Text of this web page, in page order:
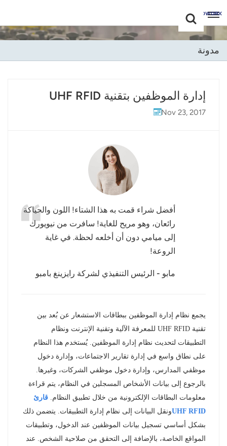
+86 -18681515767
English
Deutsch
Español
Nederland
عربي
日语
Türk
Melayu
Polski
Tiếng Việt
مدونة
إدارة الموظفين بتقنية UHF RFID
Nov 23, 2017
أفضل شراء قمت به هذا الشتاء! اللون والحياكة
رائعان، وهو مريح للغاية! سافرت من نيويورك
إلى ميامي دون أن أخلعه لحظة. في غاية
الروعة!
مابو - الرئيس التنفيذي لشركة رايزينغ بامبو
يجمع نظام إدارة الموظفين ببطاقات الاستشعار عن بُعد بين
تقنية UHF RFID للمعرفة الآلية وتقنية الإنترنت ونظام
التطبيقات لتحديث نظام إدارة الموظفين. يُستخدم هذا النظام
على نطاق واسع في إدارة تقارير الاجتماعات، وإدارة دخول
موظفي المدارس، وإدارة دخول موظفي الشركات، وغيرها.
بالرجوع إلى بيانات الأشخاص المسجلين في النظام، يتم قراءة
معلومات البطاقات الإلكترونية من خلال تطبيق النظام. قارئ
UHF RFIDونقل البيانات إلى نظام إدارة التطبيقات. يتضمن ذلك
بشكل أساسي تسجيل بيانات الموظفين عند الدخول، وتطبيقات
المواقع الخاصة، بالإضافة إلى التحقق من صلاحية الشخص. عند